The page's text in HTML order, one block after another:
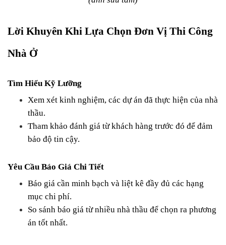
Lời Khuyên Khi Lựa Chọn Đơn Vị Thi Công
Nhà Ở
Tìm Hiểu Kỹ Lưỡng
Xem xét kinh nghiệm, các dự án đã thực hiện của nhà
thầu.
Tham khảo đánh giá từ khách hàng trước đó để đảm
bảo độ tin cậy.
Yêu Cầu Báo Giá Chi Tiết
Báo giá cần minh bạch và liệt kê đầy đủ các hạng
mục chi phí.
So sánh báo giá từ nhiều nhà thầu để chọn ra phương
án tốt nhất.